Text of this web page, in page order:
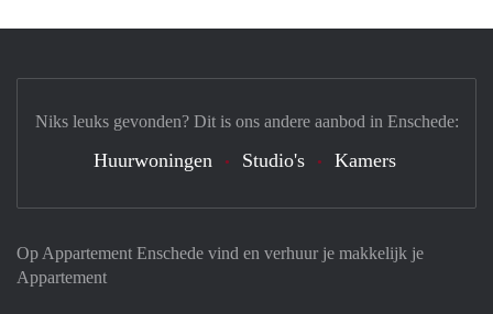
Op Appartement Enschede vind en verhuur je makkelijk je
Appartement
Niks leuks gevonden? Dit is ons andere aanbod in Enschede:
Huurwoningen Studio's Kamers